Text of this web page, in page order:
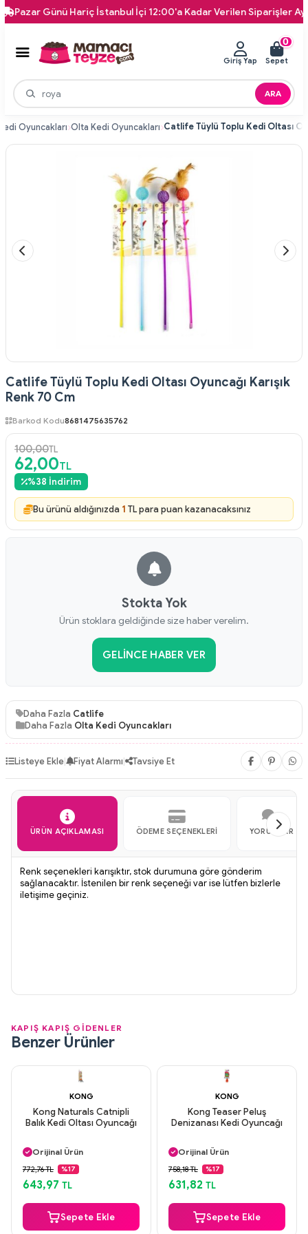
Günü Hariç İstanbul İçi 12:00'a Kadar Verilen Siparişler Aynı
ARA
Giriş Yap
0
Sepet
Oyuncakları Olta Kedi Oyuncakları
Catlife Tüylü Toplu Kedi Oltası Oyuncağı Karışık
Renk 70 Cm
Barkod Kodu8681475635762
100,00TL
62,00TL
%38 İndirim
Bu ürünü aldığınızda 1 TL para puan kazanacaksınız
Stokta Yok
Ürün stoklara geldiğinde size haber verelim.
GELINCE HABER VER
Daha Fazla Catlife
Daha Fazla Olta Kedi Oyuncakları
Listeye Ekle| Fiyat Alarmı| Tavsiye Et
ÜRÜN AÇIKLAMASI ÖDEME SEÇENEKLERI YORUMLAR
Renk seçenekleri karışıktır, stok durumuna göre gönderim
sağlanacaktır. İstenilen bir renk seçeneği var ise lütfen bizlerle
iletişime geçiniz.
KAPIŞ KAPIŞ GİDENLER
Benzer Ürünler
KONG
Kong Naturals Catnipli
Balık Kedi Oltası Oyuncağı
Orijinal Ürün
Güvenli Ödeme
Aynı Gün Kargo
772,76 TL %17
643,97 TL
Sepete Ekle
KONG
Kong Teaser Peluş
Denizanası Kedi Oyuncağı
Orijinal Ürün
Güvenli Ödeme
Aynı Gün Kargo
758,18 TL %17
631,82 TL
Sepete Ekle